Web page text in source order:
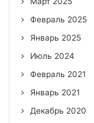
Февраль 2025
Январь 2025
Июль 2024
Февраль 2021
Январь 2021
Декабрь 2020